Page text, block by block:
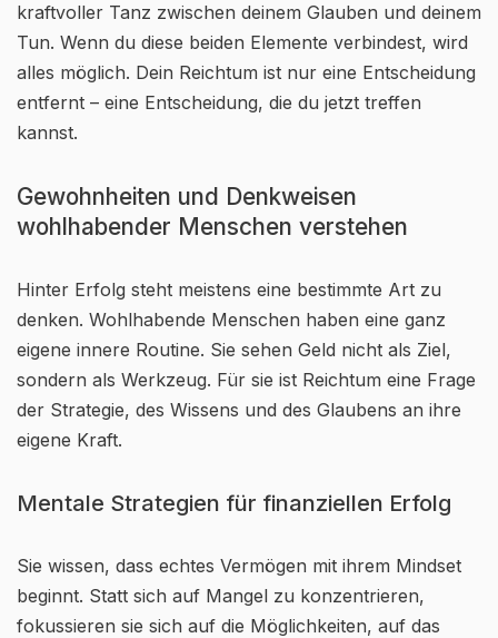
kraftvoller Tanz zwischen deinem Glauben und deinem
Tun. Wenn du diese beiden Elemente verbindest, wird
alles möglich. Dein Reichtum ist nur eine Entscheidung
entfernt – eine Entscheidung, die du jetzt treffen
kannst.
Gewohnheiten und Denkweisen
wohlhabender Menschen verstehen
Hinter Erfolg steht meistens eine bestimmte Art zu
denken. Wohlhabende Menschen haben eine ganz
eigene innere Routine. Sie sehen Geld nicht als Ziel,
sondern als Werkzeug. Für sie ist Reichtum eine Frage
der Strategie, des Wissens und des Glaubens an ihre
eigene Kraft.
Mentale Strategien für finanziellen Erfolg
Sie wissen, dass echtes Vermögen mit ihrem Mindset
beginnt. Statt sich auf Mangel zu konzentrieren,
fokussieren sie sich auf die Möglichkeiten, auf das